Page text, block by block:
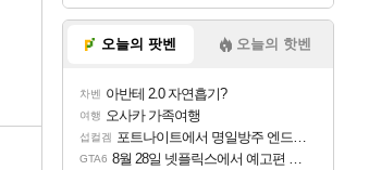
오늘의 팟벤 오늘의 핫벤
차벤 아반테 2.0 자연흡기?
여행 오사카 가족여행
섭컬겜 포트나이트에서 명일방주 엔드필드 [펠리카] 판매 예정
GTA6 8월 28일 넷플릭스에서 예고편 공개 예정